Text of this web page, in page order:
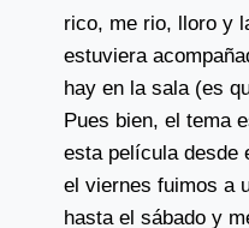
rico, me rio, lloro y
estuviera
hay en la sala (es
Pues bien, el tema
esta película desde
el viernes fuimos a
hasta el sábado y